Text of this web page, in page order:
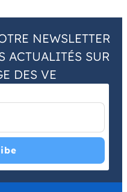
NEWSLETTER
ACTUALITÉS SUR
DES VE
Privacy PolicyandTerms and